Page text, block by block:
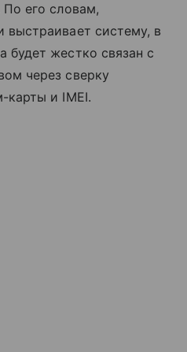
По его словам,
выстраивает систему, в
будет жестко связан с
через сверку
карты и IMEI.